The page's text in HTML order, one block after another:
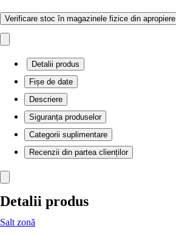
Verificare stoc în magazinele fizice din apropiere
Detalii produs
Fișe de date
Descriere
Siguranța produselor
Categorii suplimentare
Recenzii din partea clienților
Detalii produs
Salt zonă